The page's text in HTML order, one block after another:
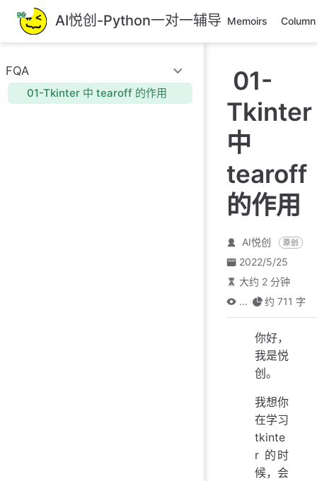
跳
至
主
內
AI悦创-Python一对一辅导 Memoirs Column
FQA
01-Tkinter 中 tearoff 的作用
01-
Tkinter
中
tearoff
的作用
AI悦创 原创
2022/5/25
大约 2 分钟
...
约 711 字
你好，
我是悦
创。
我想你
在学习
tkinte
r 的时
候，会